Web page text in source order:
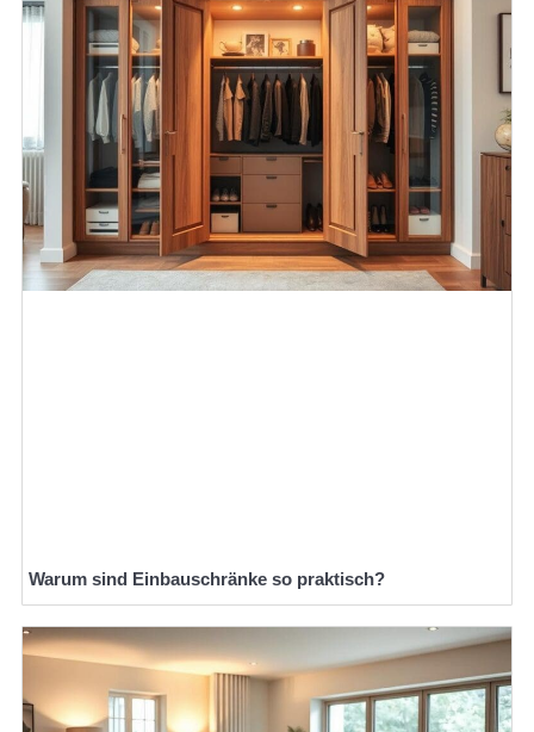
Warum sind Einbauschränke so praktisch?